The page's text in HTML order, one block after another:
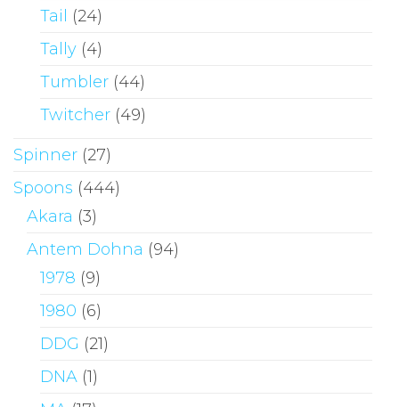
Tail
(24)
Tally (4)
Tumbler (44)
Twitcher (49)
Spinner (27)
Spoons (444)
Akara (3)
Antem Dohna (94)
1978 (9)
1980 (6)
DDG (21)
DNA (1)